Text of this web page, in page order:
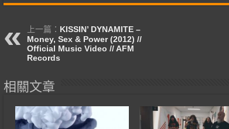
上一篇： KISSIN’ DYNAMITE –
Money, Sex & Power (2012) //
Official Music Video // AFM
Records
相關文章